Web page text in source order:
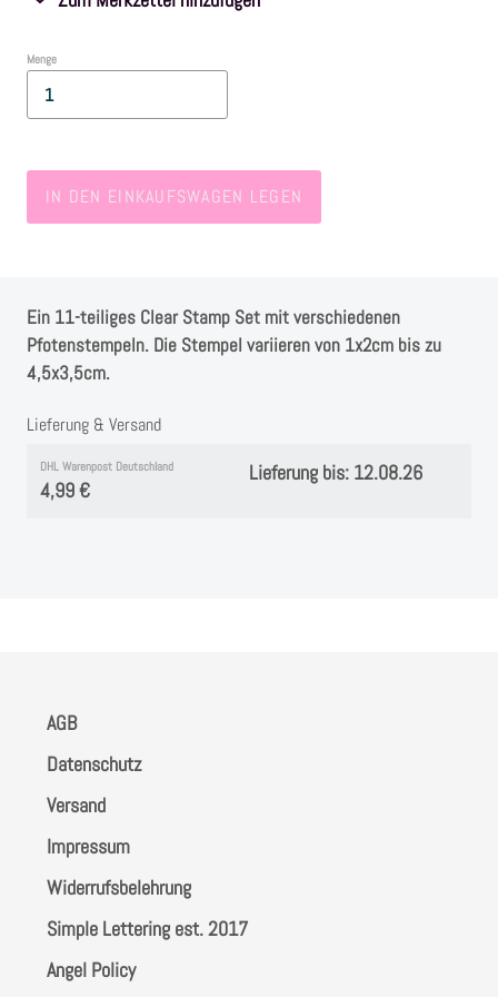
Farben
Zubehör
Herbst
Weihnachten
SALE
Instagram
Menge
IN DEN EINKAUFSWAGEN LEGEN
Ein 11-teiliges Clear Stamp Set mit verschiedenen
Pfotenstempeln. Die Stempel variieren von 1x2cm bis zu
4,5x3,5cm.
Lieferung & Versand
DHL Warenpost Deutschland
4,99 €
Lieferung bis: 12.08.26
AGB
Datenschutz
Versand
Impressum
Widerrufsbelehrung
Simple Lettering est. 2017
Angel Policy